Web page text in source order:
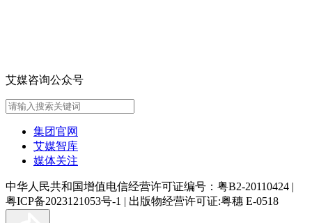
艾媒咨询公众号
集团官网
艾媒智库
媒体关注
中华人民共和国增值电信经营许可证编号：粤B2-20110424 |
粤ICP备2023121053号-1 | 出版物经营许可证:粤穗 E-0518